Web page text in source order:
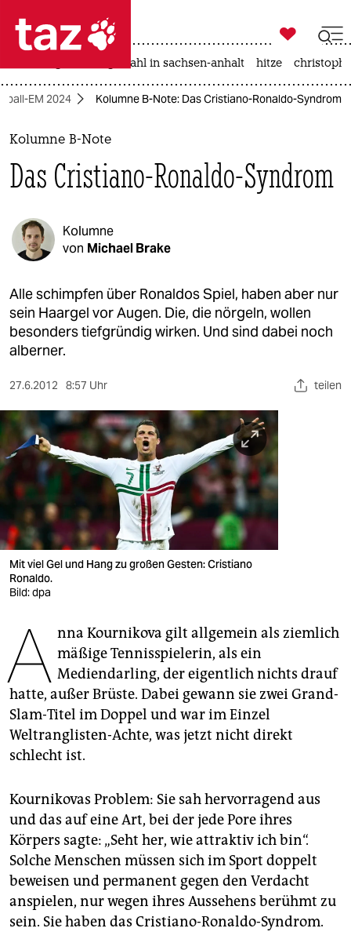
 taz zahl ich
taz zahl ich
themen
politik
öko
gesellschaft
kultur
sport
berlin
nord
wahrheit
verlag
verlag
veranstaltungen
shop
fragen & hilfe
abo
genossenschaft
epaper login

taz zahl ich
landtagswahl in sachsen-anhalt hitze
EM 2024 Kolumne B-Note: Das Cristiano-Ronaldo-Syndrom
Kolumne B-Note
Das Cristiano-Ronaldo-Syndrom
Kolumne
von Michael Brake
Alle schimpfen über Ronaldos Spiel, haben aber nur
sein Haargel vor Augen. Die, die nörgeln, wollen
besonders tiefgründig wirken. Und sind dabei noch
alberner.
27.6.2012 8:57 Uhr teilen
Mit viel Gel und Hang zu großen Gesten: Cristiano
Ronaldo.
Bild: dpa
A nna Kournikova gilt allgemein als ziemlich
mäßige Tennisspielerin, als ein
Mediendarling, der eigentlich nichts drauf
hatte, außer Brüste. Dabei gewann sie zwei Grand-
Slam-Titel im Doppel und war im Einzel
Weltranglisten-Achte, was jetzt nicht direkt
schlecht ist.
Kournikovas Problem: Sie sah hervorragend aus
und das auf eine Art, bei der jede Pore ihres
Körpers sagte: „Seht her, wie attraktiv ich bin“.
Solche Menschen müssen sich im Sport doppelt
beweisen und permanent gegen den Verdacht
anspielen, nur wegen ihres Aussehens berühmt zu
sein. Sie haben das Cristiano-Ronaldo-Syndrom.